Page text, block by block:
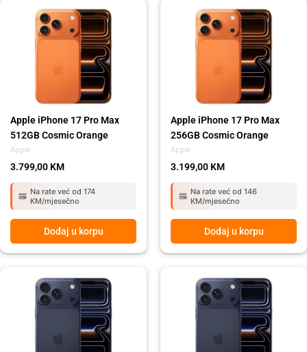
Apple
Apple iPhone 17 Pro Max
512GB Cosmic Orange
3.799,00 KM
Na rate već od 174
KM/mjesečno
Dodaj u korpu
Apple
Apple iPhone 17 Pro Max
256GB Cosmic Orange
3.199,00 KM
Na rate već od 146
KM/mjesečno
Dodaj u korpu